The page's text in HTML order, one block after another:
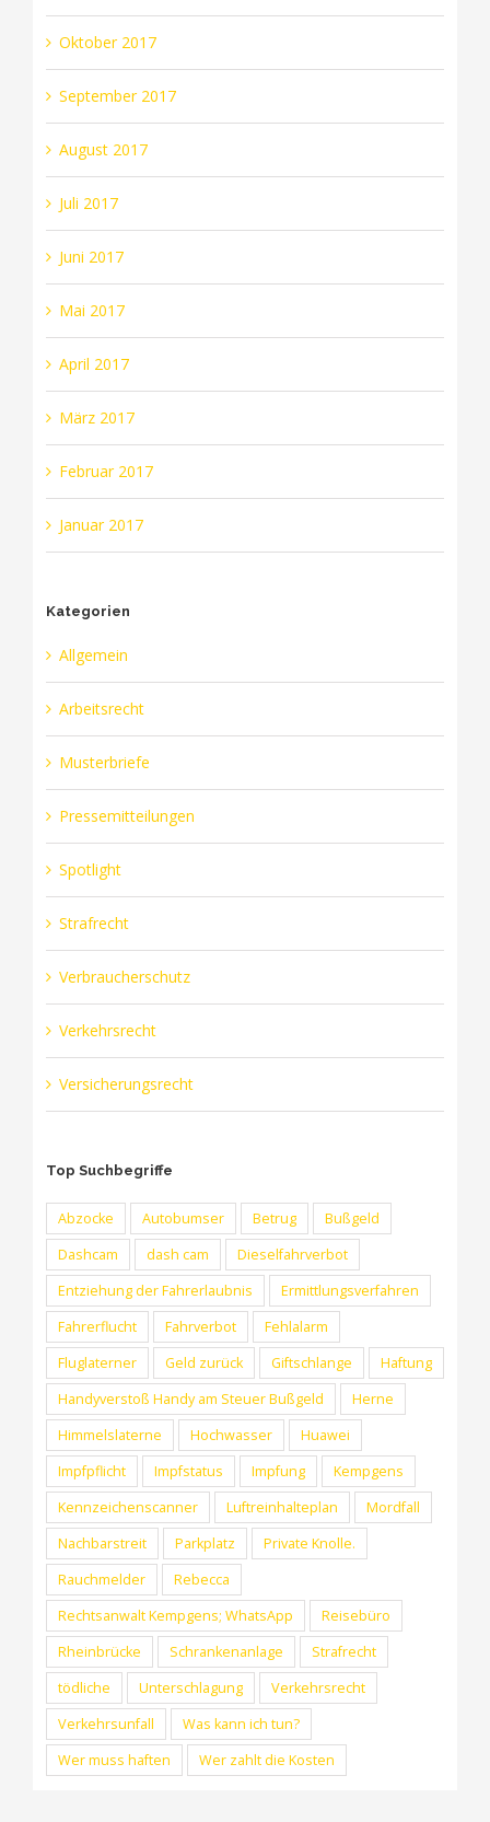
Oktober 2017
September 2017
August 2017
Juli 2017
Juni 2017
Mai 2017
April 2017
März 2017
Februar 2017
Januar 2017
Kategorien
Allgemein
Arbeitsrecht
Musterbriefe
Pressemitteilungen
Spotlight
Strafrecht
Verbraucherschutz
Verkehrsrecht
Versicherungsrecht
Top Suchbegriffe
Abzocke Autobumser Betrug
Bußgeld
Dashcam
dash cam
Dieselfahrverbot
Entziehung der Fahrerlaubnis
Ermittlungsverfahren
Fahrerflucht
Fahrverbot
Fehlalarm
Fluglaterner
Geld zurück Giftschlange
Haftung
Handyverstoß Handy am Steuer Bußgeld
Herne
Himmelslaterne
Hochwasser
Huawei
Impfpflicht
Impfstatus Impfung
Kempgens
Kennzeichenscanner
Luftreinhalteplan
Mordfall
Nachbarstreit
Parkplatz
Private Knolle.
Rauchmelder
Rebecca
Rechtsanwalt Kempgens; WhatsApp
Reisebüro
Rheinbrücke
Schrankenanlage
Strafrecht
tödliche
Unterschlagung
Verkehrsrecht
Verkehrsunfall
Was kann ich tun?
Wer muss haften
Wer zahlt die Kosten
RUFEN SIE UNS GERNE AN (+49) 0209 - 2 38 31
© Copyright 2012 - 2026 | Rechtsanwälte Kempgens.
Brunnengräber Gelsenkirchen |Impressum|Datenschutzerklärung
Facebook
Diese Website benutzt Cookies. Wenn Sie die Website weiter